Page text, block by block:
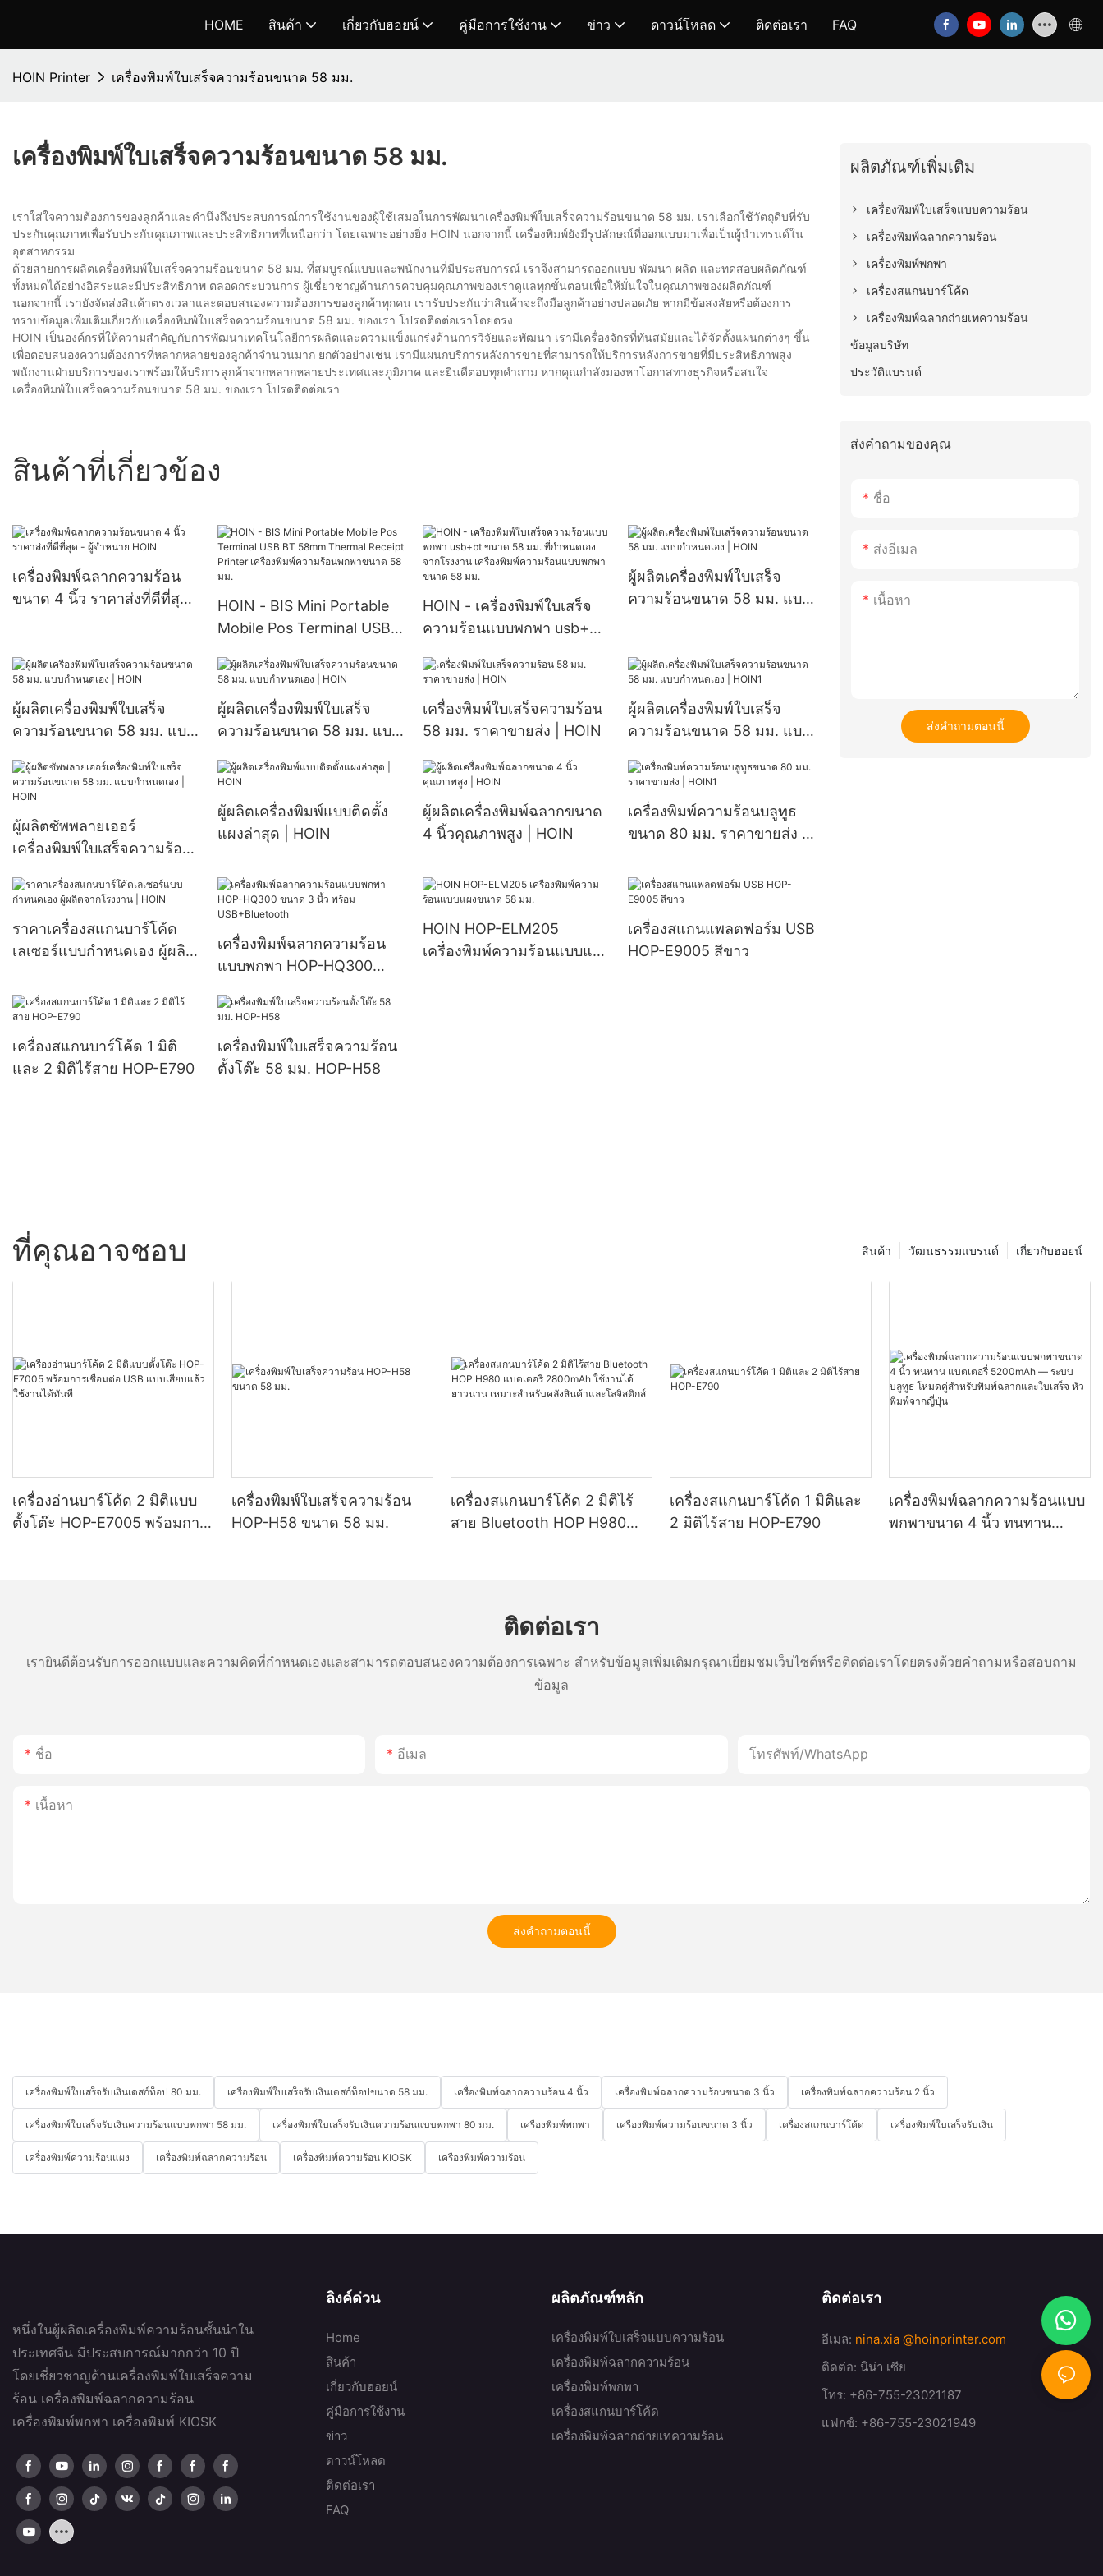
HOME สินค้า เกี่ยวกับฮอยน์ คู่มือการใช้งาน ข่าว ดาวน์โหลด ติดต่อเรา FAQ
HOIN Printer เครื่องพิมพ์ใบเสร็จความร้อนขนาด 58 มม.
เครื่องพิมพ์ใบเสร็จความร้อนขนาด 58 มม.
เราใส่ใจความต้องการของลูกค้าและคำนึงถึงประสบการณ์การใช้งานของผู้ใช้เสมอในการพัฒนาเครื่องพิมพ์ใบเสร็จความร้อนขนาด 58 มม. เราเลือกใช้วัตถุดิบที่รับ
ประกันคุณภาพเพื่อรับประกันคุณภาพและประสิทธิภาพที่เหนือกว่า โดยเฉพาะอย่างยิ่ง HOIN นอกจากนี้ เครื่องพิมพ์ยังมีรูปลักษณ์ที่ออกแบบมาเพื่อเป็นผู้นำเทรนด์ใน
อุตสาหกรรม
ด้วยสายการผลิตเครื่องพิมพ์ใบเสร็จความร้อนขนาด 58 มม. ที่สมบูรณ์แบบและพนักงานที่มีประสบการณ์ เราจึงสามารถออกแบบ พัฒนา ผลิต และทดสอบผลิตภัณฑ์
ทั้งหมดได้อย่างอิสระและมีประสิทธิภาพ ตลอดกระบวนการ ผู้เชี่ยวชาญด้านการควบคุมคุณภาพของเราดูแลทุกขั้นตอนเพื่อให้มั่นใจในคุณภาพของผลิตภัณฑ์
นอกจากนี้ เรายังจัดส่งสินค้าตรงเวลาและตอบสนองความต้องการของลูกค้าทุกคน เรารับประกันว่าสินค้าจะถึงมือลูกค้าอย่างปลอดภัย หากมีข้อสงสัยหรือต้องการ
ทราบข้อมูลเพิ่มเติมเกี่ยวกับเครื่องพิมพ์ใบเสร็จความร้อนขนาด 58 มม. ของเรา โปรดติดต่อเราโดยตรง
HOIN เป็นองค์กรที่ให้ความสำคัญกับการพัฒนาเทคโนโลยีการผลิตและความแข็งแกร่งด้านการวิจัยและพัฒนา เรามีเครื่องจักรที่ทันสมัยและได้จัดตั้งแผนกต่างๆ ขึ้น
เพื่อตอบสนองความต้องการที่หลากหลายของลูกค้าจำนวนมาก ยกตัวอย่างเช่น เรามีแผนกบริการหลังการขายที่สามารถให้บริการหลังการขายที่มีประสิทธิภาพสูง
พนักงานฝ่ายบริการของเราพร้อมให้บริการลูกค้าจากหลากหลายประเทศและภูมิภาค และยินดีตอบทุกคำถาม หากคุณกำลังมองหาโอกาสทางธุรกิจหรือสนใจ
เครื่องพิมพ์ใบเสร็จความร้อนขนาด 58 มม. ของเรา โปรดติดต่อเรา
สินค้าที่เกี่ยวข้อง
เครื่องพิมพ์ฉลากความร้อน
ขนาด 4 นิ้ว ราคาส่งที่ดีที่สุด
HOIN - BIS Mini Portable
Mobile Pos Terminal USB
Printer เครื่องพิมพ์ความร้อน
พกพาขนาด 58 มม.
HOIN - เครื่องพิมพ์ใบเสร็จ
ความร้อนแบบพกพา usb+bt
จากโรงงาน เครื่องพิมพ์ความ
ร้อนแบบพกพาขนาด 58 มม.
ผู้ผลิตเครื่องพิมพ์ใบเสร็จ
ความร้อนขนาด 58 มม. แบบ
ผู้ผลิตเครื่องพิมพ์ใบเสร็จ
ความร้อนขนาด 58 มม. แบบ
ผู้ผลิตเครื่องพิมพ์ใบเสร็จ
ความร้อนขนาด 58 มม. แบบ
เครื่องพิมพ์ใบเสร็จความร้อน
58 มม. ราคาขายส่ง | HOIN
ผู้ผลิตเครื่องพิมพ์ใบเสร็จ
ความร้อนขนาด 58 มม. แบบ
ผู้ผลิตซัพพลายเออร์
เครื่องพิมพ์ใบเสร็จความร้อน
เอง | HOIN
ผู้ผลิตเครื่องพิมพ์แบบติดตั้ง
แผงล่าสุด | HOIN
ผู้ผลิตเครื่องพิมพ์ฉลากขนาด
4 นิ้วคุณภาพสูง | HOIN
เครื่องพิมพ์ความร้อนบลูทูธ
ขนาด 80 มม. ราคาขายส่ง |
ราคาเครื่องสแกนบาร์โค้ด
เลเซอร์แบบกำหนดเอง ผู้ผลิต
เครื่องพิมพ์ฉลากความร้อน
แบบพกพา HOP-HQ300
USB+Bluetooth
HOIN HOP-ELM205
เครื่องพิมพ์ความร้อนแบบแผง
เครื่องสแกนแพลตฟอร์ม USB
HOP-E9005 สีขาว
เครื่องสแกนบาร์โค้ด 1 มิติ
และ 2 มิติไร้สาย HOP-E790
เครื่องพิมพ์ใบเสร็จความร้อน
ตั้งโต๊ะ 58 มม. HOP-H58
ผลิตภัณฑ์เพิ่มเติม
เครื่องพิมพ์ใบเสร็จแบบความร้อน
เครื่องพิมพ์ฉลากความร้อน
เครื่องพิมพ์พกพา
เครื่องสแกนบาร์โค้ด
เครื่องพิมพ์ฉลากถ่ายเทความร้อน
ข้อมูลบริษัท
ประวัติแบรนด์
ส่งคำถามของคุณ
ชื่อ
ส่งอีเมล
เนื้อหา
ส่งคำถามตอนนี้
ที่คุณอาจชอบ เกี่ยวกับฮอยน์
วัฒนธรรมแบรนด์
สินค้า
เครื่องอ่านบาร์โค้ด 2 มิติแบบ
ตั้งโต๊ะ HOP-E7005 พร้อมการ
เครื่องพิมพ์ใบเสร็จความร้อน
HOP-H58 ขนาด 58 มม.
เครื่องสแกนบาร์โค้ด 2 มิติไร้
สาย Bluetooth HOP H980
เครื่องสแกนบาร์โค้ด 1 มิติและ
2 มิติไร้สาย HOP-E790
เครื่องพิมพ์ฉลากความร้อนแบบ
พกพาขนาด 4 นิ้ว ทนทาน
ติดต่อเรา
เรายินดีต้อนรับการออกแบบและความคิดที่กำหนดเองและสามารถตอบสนองความต้องการเฉพาะ สำหรับข้อมูลเพิ่มเติมกรุณาเยี่ยมชมเว็บไซต์หรือติดต่อเราโดยตรงด้วยคำถามหรือสอบถาม
ข้อมูล
ชื่อ อีเมล โทรศัพท์/WhatsApp
เนื้อหา
ส่งคำถามตอนนี้
เครื่องพิมพ์ใบเสร็จรับเงินเดสก์ท็อป 80 มม. เครื่องพิมพ์ใบเสร็จรับเงินเดสก์ท็อปขนาด 58 มม. เครื่องพิมพ์ฉลากความร้อน 4 นิ้ว เครื่องพิมพ์ฉลากความร้อนขนาด 3 นิ้ว เครื่องพิมพ์ฉลากความร้อน 2 นิ้ว
เครื่องพิมพ์ใบเสร็จรับเงินความร้อนแบบพกพา 58 มม. เครื่องพิมพ์ใบเสร็จรับเงินความร้อนแบบพกพา 80 มม. เครื่องพิมพ์พกพา เครื่องพิมพ์ความร้อนขนาด 3 นิ้ว เครื่องสแกนบาร์โค้ด เครื่องพิมพ์ใบเสร็จรับเงิน
เครื่องพิมพ์ความร้อนแผง เครื่องพิมพ์ฉลากความร้อน เครื่องพิมพ์ความร้อน KIOSK เครื่องพิมพ์ความร้อน
หนึ่งในผู้ผลิตเครื่องพิมพ์ความร้อนชั้นนำใน
ประเทศจีน มีประสบการณ์มากกว่า 10 ปี
โดยเชี่ยวชาญด้านเครื่องพิมพ์ใบเสร็จความ
ร้อน เครื่องพิมพ์ฉลากความร้อน
เครื่องพิมพ์พกพา เครื่องพิมพ์ KIOSK
ลิงค์ด่วน
Home
สินค้า
เกี่ยวกับฮอยน์
คู่มือการใช้งาน
ข่าว
ดาวน์โหลด
ติดต่อเรา
FAQ
ผลิตภัณฑ์หลัก
เครื่องพิมพ์ใบเสร็จแบบความร้อน
เครื่องพิมพ์ฉลากความร้อน
เครื่องพิมพ์พกพา
เครื่องสแกนบาร์โค้ด
เครื่องพิมพ์ฉลากถ่ายเทความร้อน
ติดต่อเรา
อีเมล: nina.xia @hoinprinter.com
ติดต่อ: นิน่า เซีย
โทร: +86-755-23021187
แฟกซ์: +86-755-23021949